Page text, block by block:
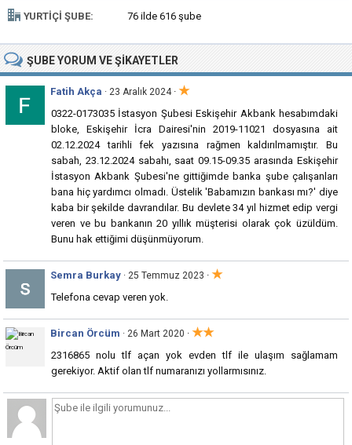
YURTIÇI ŞUBE: 76 ilde 616 şube
ŞUBEYORUM VE ŞIKAYETLER
Fatih Akça · 23 Aralık 2024· ★
0322-0173035 İstasyon Şubesi Eskişehir Akbank hesabımdaki
bloke, Eskişehir İcra Dairesi'nin 2019-11021 dosyasına ait
02.12.2024 tarihli fek yazısına rağmen kaldırılmamıştır. Bu
sabah, 23.12.2024 sabahı, saat 09.15-09.35 arasında Eskişehir
İstasyon Akbank Şubesi'ne gittiğimde banka şube çalışanları
bana hiç yardımcı olmadı. Üstelik 'Babamızın bankası mı?' diye
kaba bir şekilde davrandılar. Bu devlete 34 yıl hizmet edip vergi
veren ve bu bankanın 20 yıllık müşterisi olarak çok üzüldüm.
Bunu hak ettiğimi düşünmüyorum.
Semra Burkay · 25 Temmuz 2023 · ★
Telefona cevap veren yok.
Bircan Örcüm · 26 Mart 2020 · ★★
2316865 nolu tlf açan yok evden tlf ile ulaşım sağlamam
gerekiyor. Aktif olan tlf numaranızı yollarmısınız.